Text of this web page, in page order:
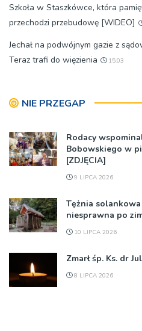
Szkoła w Staszkówce, która
przechodzi przebudowę [WIDEO]
Jechał na podwójnym gazie z
Teraz trafi do więzienia
15:03
NIE PRZEGAP
Rodacy
Bobowskiego w
[ZDJĘCIA]
9 LIPCA 2026
Tężnia
niesprawna po
10 LIPCA 2026
Zmarł śp. Ks. dr
8 LIPCA 2026